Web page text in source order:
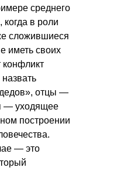
среднего
когда в роли
сложившиеся
иметь своих
конфликт
отцы —
— уходящее
построении
— это